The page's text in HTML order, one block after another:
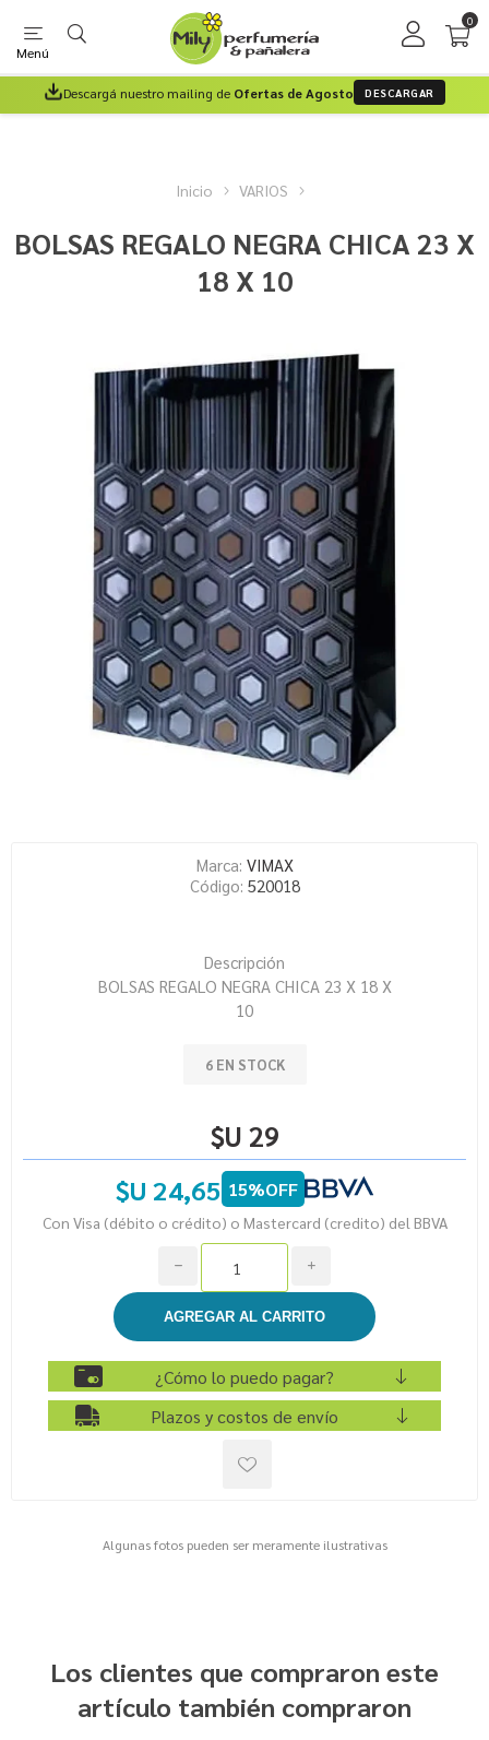
Menú
0
Descargá nuestro mailing de Ofertas de Agosto DESCARGAR
Inicio VARIOS
BOLSAS REGALO NEGRA CHICA 23 X
18 X 10
Marca: VIMAX
Código: 520018
Descripción
BOLSAS REGALO NEGRA CHICA 23 X 18 X
10
6 EN STOCK
$U 29
$U 24,65 15%OFF
Con Visa (débito o crédito) o Mastercard (credito) del BBVA
i
h
¿Cómo lo puedo pagar?
Plazos y costos de envío
Algunas fotos pueden ser meramente ilustrativas
Los clientes que compraron este
artículo también compraron